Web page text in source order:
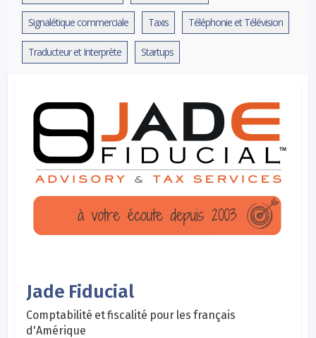
Signalétique commerciale Taxis Téléphonie et Télévision
Traducteur et Interprète Startups
Jade Fiducial
Comptabilité et fiscalité pour les français
d'Amérique